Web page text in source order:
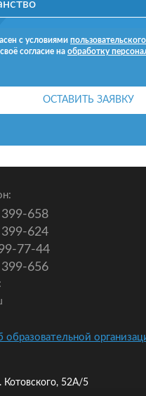
с условиями
согласие на обработку
ОСТАВИТЬ ЗАЯВКУ
658
624
77-44
656
образовательной
Котовского, 52А/5